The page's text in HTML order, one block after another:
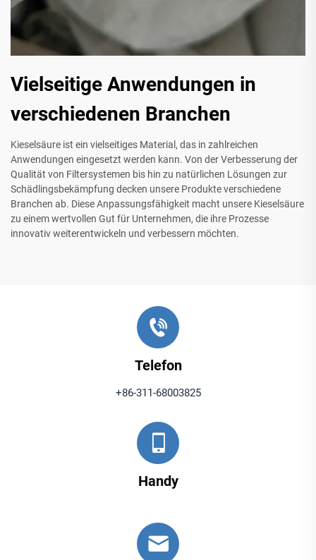
Vielseitige Anwendungen in
verschiedenen Branchen
Kieselsäure ist ein vielseitiges Material, das in zahlreichen
Anwendungen eingesetzt werden kann. Von der Verbesserung der
Qualität von Filtersystemen bis hin zu natürlichen Lösungen zur
Schädlingsbekämpfung decken unsere Produkte verschiedene
Branchen ab. Diese Anpassungsfähigkeit macht unsere Kieselsäure
zu einem wertvollen Gut für Unternehmen, die ihre Prozesse
innovativ weiterentwickeln und verbessern möchten.
Telefon
+86-311-68003825
Handy